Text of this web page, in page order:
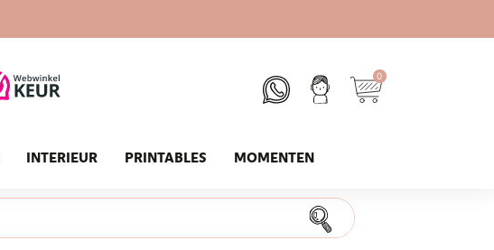
0
INTERIEUR PRINTABLES MOMENTEN